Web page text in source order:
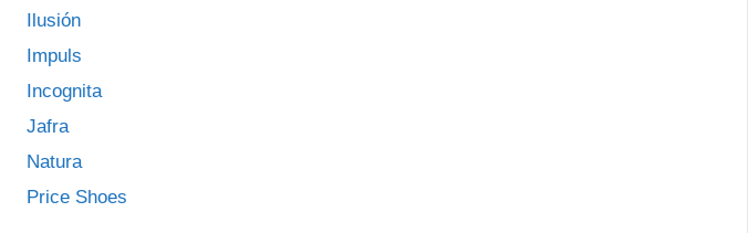
Ilusión
Impuls
Incognita
Jafra
Natura
Price Shoes